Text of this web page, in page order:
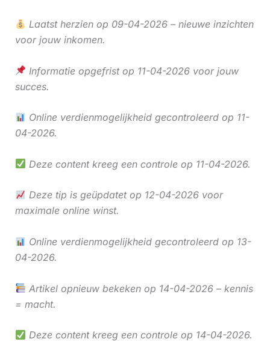
Laatst herzien op 09-04-2026 – nieuwe inzichten
voor jouw inkomen.
Informatie opgefrist op 11-04-2026 voor jouw
succes.
Online verdienmogelijkheid gecontroleerd op 11-
04-2026.
Deze content kreeg een controle op 11-04-2026.
Deze tip is geüpdatet op 12-04-2026 voor
maximale online winst.
Online verdienmogelijkheid gecontroleerd op 13-
04-2026.
Artikel opnieuw bekeken op 14-04-2026 – kennis
= macht.
Deze content kreeg een controle op 14-04-2026.